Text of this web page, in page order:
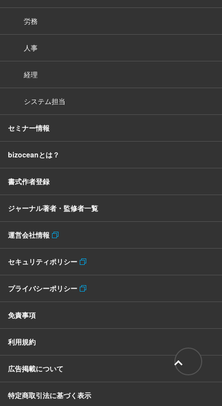
労務
人事
経理
システム担当
セミナー情報
bizoceanとは？
書式作者登録
ジャーナル著者・監修者一覧
運営会社情報
セキュリティポリシー
プライバシーポリシー
免責事項
利用規約
広告掲載について
特定商取引法に基づく表示